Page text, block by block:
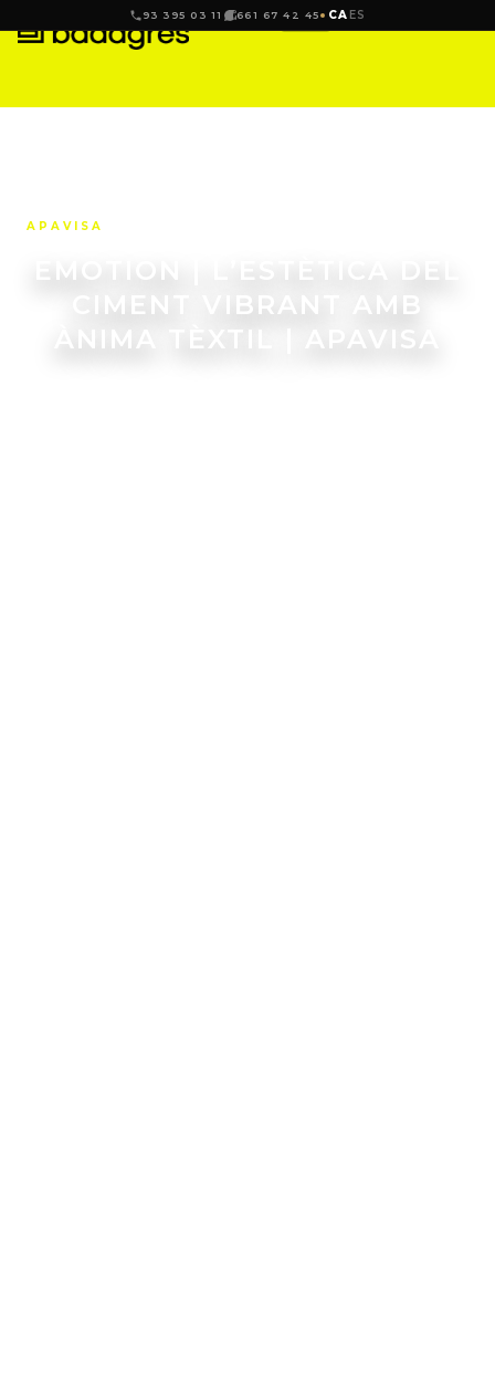
93 395 03 11 661 67 42 45 CA ES
EMOTION | L’ESTÈTICA DEL
CIMENT VIBRANT AMB
ÀNIMA TÈXTIL | APAVISA
APAVISA